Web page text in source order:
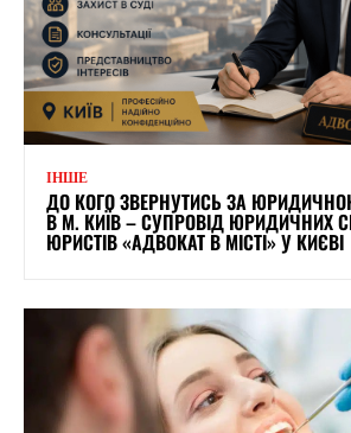
ІНШЕ
ДО КОГО ЗВЕРНУТИСЬ ЗА
В М. КИЇВ – СУПРОВІД ЮРИДИЧНИХ
ЮРИСТІВ «АДВОКАТ В МІСТІ» У КИЄВІ